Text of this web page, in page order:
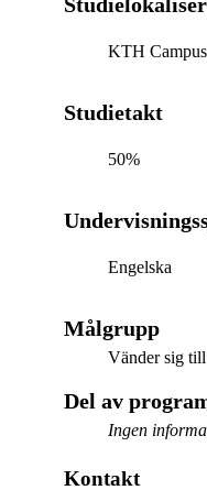
KTH Campus
Studietakt
50%
Engelska
Målgrupp
Vänder sig
Del av
Ingen
Kontakt